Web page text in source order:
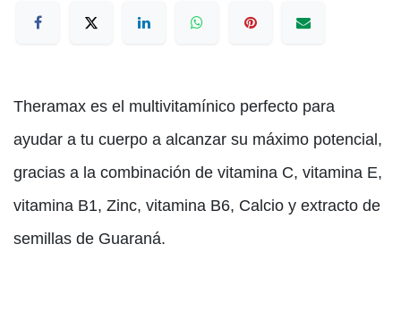
Theramax es el multivitamínico perfecto para
ayudar a tu cuerpo a alcanzar su máximo potencial,
gracias a la combinación de vitamina C, vitamina E,
vitamina B1, Zinc, vitamina B6, Calcio y extracto de
semillas de Guaraná.